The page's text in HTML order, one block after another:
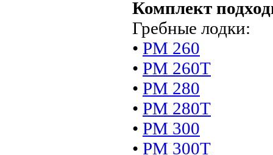
Комплект
Гребные лодки:
• РМ 260
• РМ 260Т
• РМ 280
• РМ 280Т
• РМ 300
• РМ 300Т